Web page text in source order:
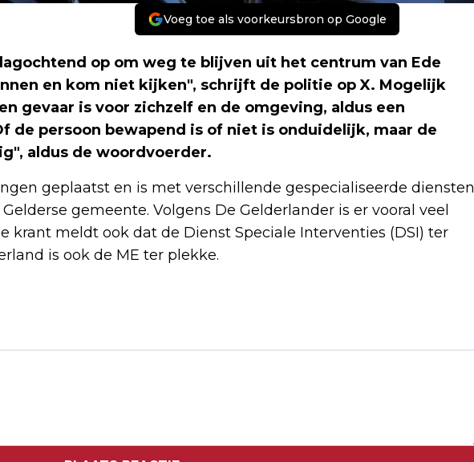
Voeg toe als voorkeursbron op Google
op om weg te blijven uit het centrum van Ede
en kom niet kijken", schrijft de politie op X. Mogelijk
gevaar is voor zichzelf en de omgeving, aldus een
de persoon bewapend is of niet is onduidelijk, maar de
aldus de woordvoerder.
geplaatst en is met verschillende gespecialiseerde diensten
gemeente. Volgens De Gelderlander is er vooral veel
krant meldt ook dat de Dienst Speciale Interventies (DSI) ter
is ook de ME ter plekke.
FEMALE
DIMITROV NA ZEGE OP ZVEREV TERUG